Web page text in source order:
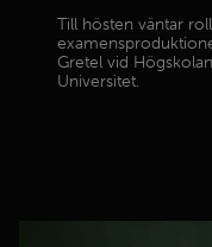
Till hösten väntar
Gretel vid
Universitet.